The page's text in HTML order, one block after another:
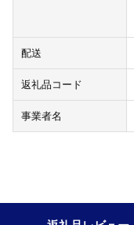
配送
返礼品コード
事業者名